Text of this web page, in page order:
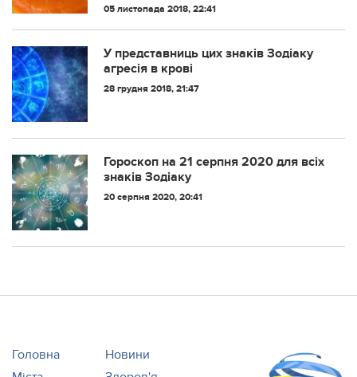
05 листопада 2018, 22:41
У представниць цих знаків Зодіаку
агрeсія в кpові
28 грудня 2018, 21:47
Гороскоп на 21 серпня 2020 для всіх
знаків Зодіаку
20 серпня 2020, 20:41
Головна
Новини